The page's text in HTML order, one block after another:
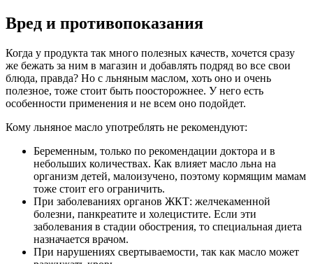
Вред и противопоказания
Когда у продукта так много полезных качеств, хочется сразу
же бежать за ним в магазин и добавлять подряд во все свои
блюда, правда? Но с льняным маслом, хоть оно и очень
полезное, тоже стоит быть поосторожнее. У него есть
особенности применения и не всем оно подойдет.
Кому льняное масло употреблять не рекомендуют:
Беременным, только по рекомендации доктора и в
небольших количествах. Как влияет масло льна на
организм детей, малоизучено, поэтому кормящим мамам
тоже стоит его ограничить.
При заболеваниях органов ЖКТ: желчекаменной
болезни, панкреатите и холецистите. Если эти
заболевания в стадии обострения, то специальная диета
назначается врачом.
При нарушениях свертываемости, так как масло может